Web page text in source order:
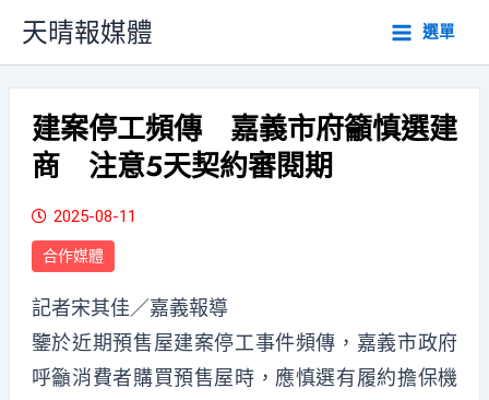
主
天晴報媒體 選單
建案停工頻傳 嘉義市府籲慎選建
商 注意5天契約審閱期
2025-08-11
合作媒體
記者宋其佳／嘉義報導
鑒於近期預售屋建案停工事件頻傳，嘉義市政府
呼籲消費者購買預售屋時，應慎選有履約擔保機